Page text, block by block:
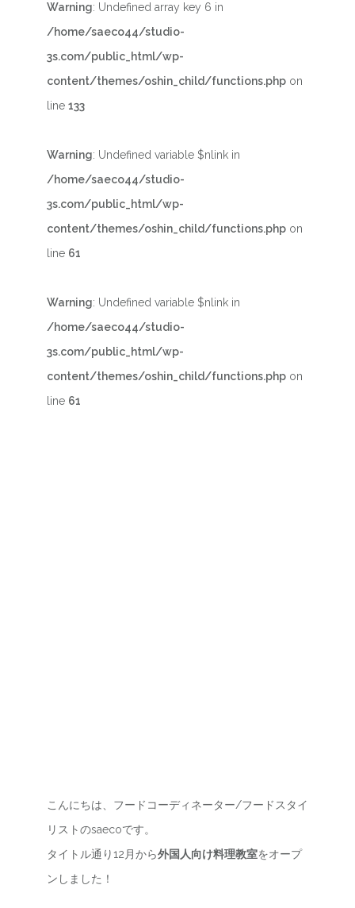
Warning: Undefined array key 6 in
/home/saeco44/studio-
3s.com/public_html/wp-
content/themes/oshin_child/functions.php on
line 133
Warning: Undefined variable $nlink in
/home/saeco44/studio-
3s.com/public_html/wp-
content/themes/oshin_child/functions.php on
line 61
Warning: Undefined variable $nlink in
/home/saeco44/studio-
3s.com/public_html/wp-
content/themes/oshin_child/functions.php on
line 61
こんにちは、フードコーディネーター/フードスタイ
リストのsaecoです。
タイトル通り12月から外国人向け料理教室をオープ
ンしました！